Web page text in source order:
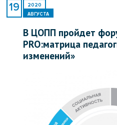
19 2020
АВГУСТА
В ЦОПП пройдет
PRO:матрица
изменений»